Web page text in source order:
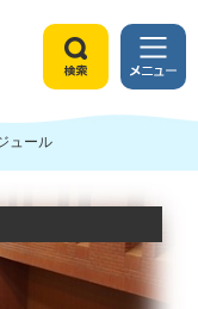
索
メ
ニ
ュ
ュール